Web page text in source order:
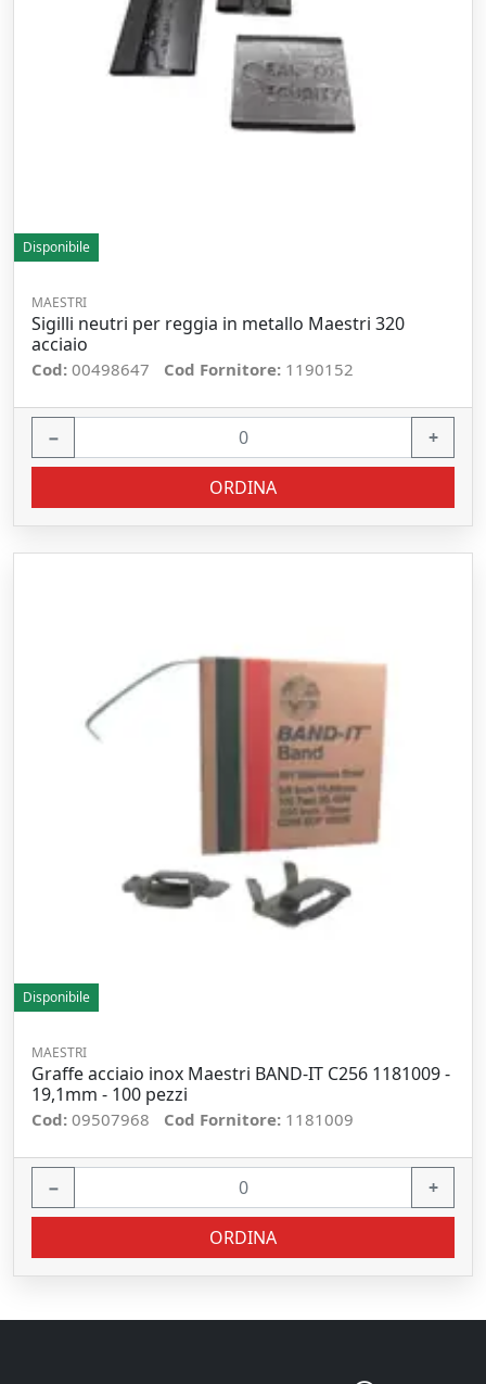
Disponibile
MAESTRI
Sigilli neutri per reggia in metallo Maestri 320
acciaio
Cod: 00498647 Cod Fornitore: 1190152
− +
ORDINA
Disponibile
MAESTRI
Graffe acciaio inox Maestri BAND-IT C256 1181009 -
19,1mm - 100 pezzi
Cod: 09507968 Cod Fornitore: 1181009
− +
ORDINA